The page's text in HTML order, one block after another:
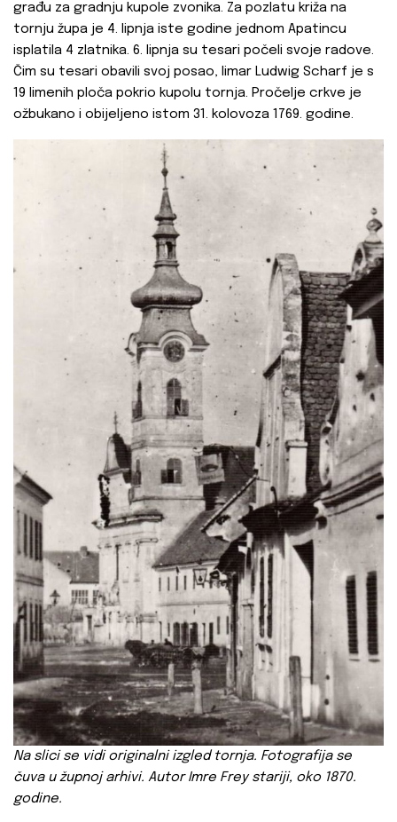
građu za gradnju kupole zvonika. Za pozlatu križa na
tornju župa je 4. lipnja iste godine jednom Apatincu
isplatila 4 zlatnika. 6. lipnja su tesari počeli svoje radove.
Čim su tesari obavili svoj posao, limar Ludwig Scharf je s
19 limenih ploča pokrio kupolu tornja. Pročelje crkve je
ožbukano i obijeljeno istom 31. kolovoza 1769. godine.
Na slici se vidi originalni izgled tornja. Fotografija se
čuva u župnoj arhivi. Autor Imre Frey stariji, oko 1870.
godine.